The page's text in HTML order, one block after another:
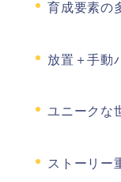
育成要素の
放置＋手動
ユニークな
ストーリー